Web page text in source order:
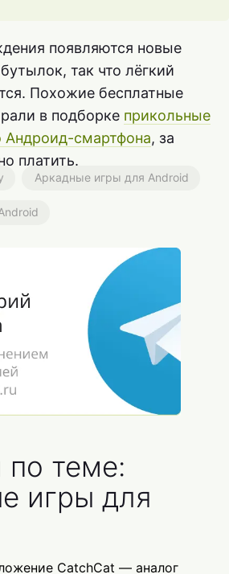
появляются новые
так что лёгкий
Похожие бесплатные
в подборке прикольные
Андроид-смартфона, за
платить.
Аркадные игры для Android
по теме:
игры для
CatchCat — аналог